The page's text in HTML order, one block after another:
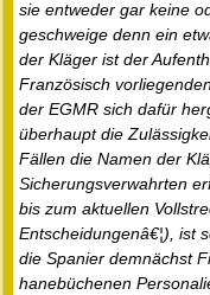
sie entweder gar keine
geschweige denn ein
der Kläger ist der
Französisch
der EGMR sich dafür
überhaupt die
Fällen die Namen der
Sicherungsverwahrten
bis zum aktuellen
Entscheidungenâ€¦), ist
die Spanier demnächst
hanebüchenen